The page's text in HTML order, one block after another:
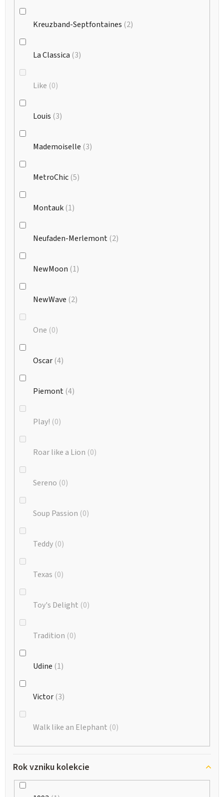
Kreuzband-Septfontaines 2
La Classica 3
Like 0
Louis 3
Mademoiselle 3
MetroChic 5
Montauk 1
Neufaden-Merlemont 2
NewMoon 1
NewWave 2
One 0
Oscar 4
Piemont 4
Play! 0
Roar like a Lion 0
Sereno 0
Soup Passion 0
Teddy 0
Texas 0
Toy's Delight 0
Tradition 0
Udine 1
Victor 3
Walk like an Elephant 0
Rok vzniku kolekcie